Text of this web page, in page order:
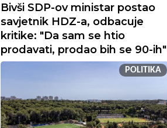
Bivši SDP-ov ministar postao
savjetnik HDZ-a, odbacuje
kritike: "Da sam se htio
prodavati, prodao bih se 90-ih"
POLITIKA